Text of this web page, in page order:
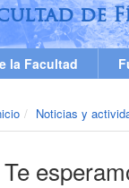
de
la Facultad
Noticias y
Te